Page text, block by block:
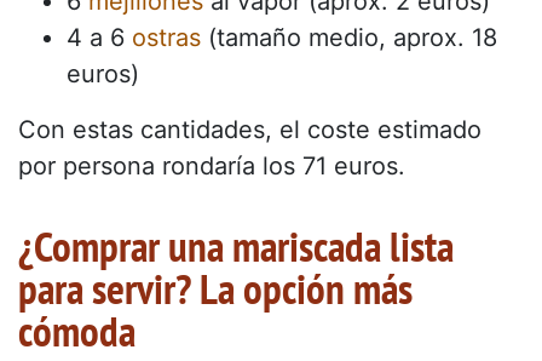
4 a 6 ostras (tamaño medio, aprox. 18
euros)
Con estas cantidades, el coste estimado
por persona rondaría los 71 euros.
¿Comprar una mariscada lista
para servir? La opción más
cómoda